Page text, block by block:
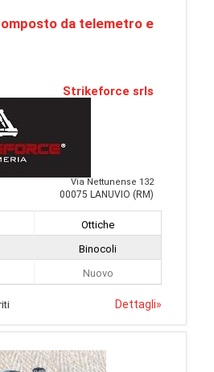
da telemetro e
Strikeforce srls
Via Nettunense 132
00075 LANUVIO (RM)
Ottiche
Binocoli
Nuovo
Dettagli»